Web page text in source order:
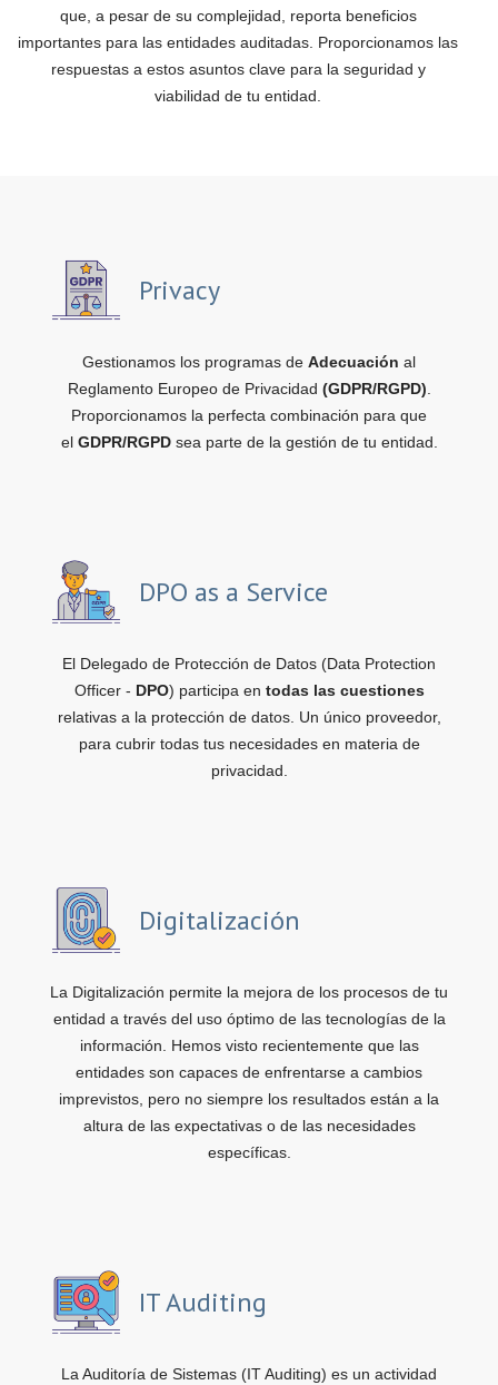
que, a pesar de su complejidad, reporta beneficios
importantes para las entidades auditadas. Proporcionamos las
respuestas a estos asuntos clave para la seguridad y
viabilidad de tu entidad.
Privacy
Gestionamos los programas de Adecuación al
Reglamento Europeo de Privacidad (GDPR/RGPD)
Proporcionamos la perfecta combinación para que
el GDPR/RGPDsea parte de la gestión de tu entidad.
DPO as a Service
El Delegado de Protección de Datos (Data Protection
Officer - DPO) participa en todas las cuestiones
relativas a la protección de datos. Un único proveedor,
para cubrir todas tus necesidades en materia de
privacidad.
Digitalización
La Digitalización permite la mejora de los procesos de tu
entidad a través del uso óptimo de las tecnologías de la
información. Hemos visto recientemente que las
entidades son capaces de enfrentarse a cambios
imprevistos, pero no siempre los resultados están a la
altura de las expectativas o de las necesidades
específicas.
IT Auditing
La Auditoría de Sistemas (IT Auditing) es un actividad